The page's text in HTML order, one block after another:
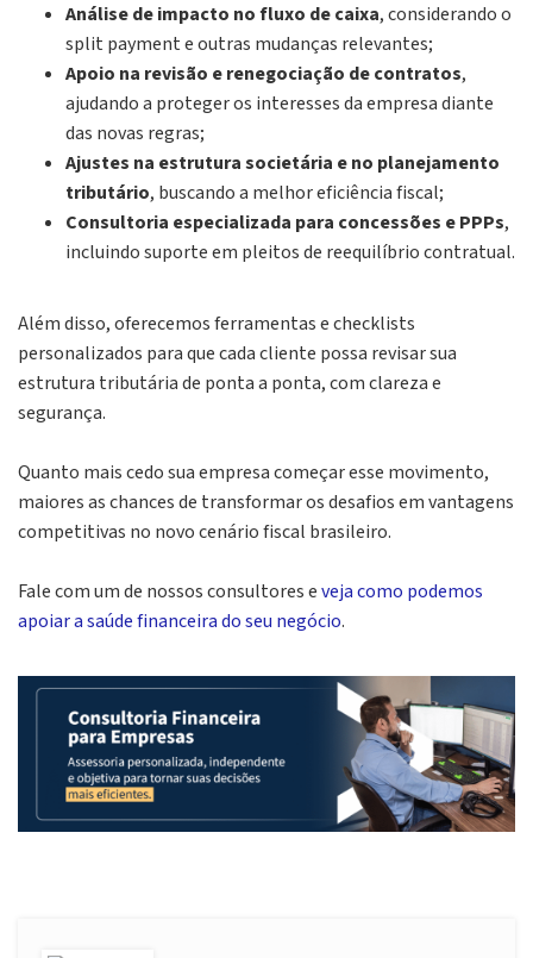
Análise de impacto no fluxo de caixa, considerando o
split paymente outras mudanças relevantes;
Apoio na revisão e renegociação de contratos,
ajudando a proteger os interesses da empresa diante
das novas regras;
Ajustes na estrutura societária e no planejamento
tributário, buscando a melhor eficiência fiscal;
Consultoria especializada para concessões e PPPs,
incluindo suporte em pleitos de reequilíbrio contratual.
Além disso, oferecemos ferramentas e checklists
personalizados para que cada cliente possa revisar sua
estrutura tributária de ponta a ponta, com clareza e
segurança.
Quanto mais cedo sua empresa começar esse movimento,
maiores as chances de transformar os desafios em vantagens
competitivas no novo cenário fiscal brasileiro.
Fale com um de nossos consultores eveja como podemos
apoiar a saúde financeira do seu negócio.